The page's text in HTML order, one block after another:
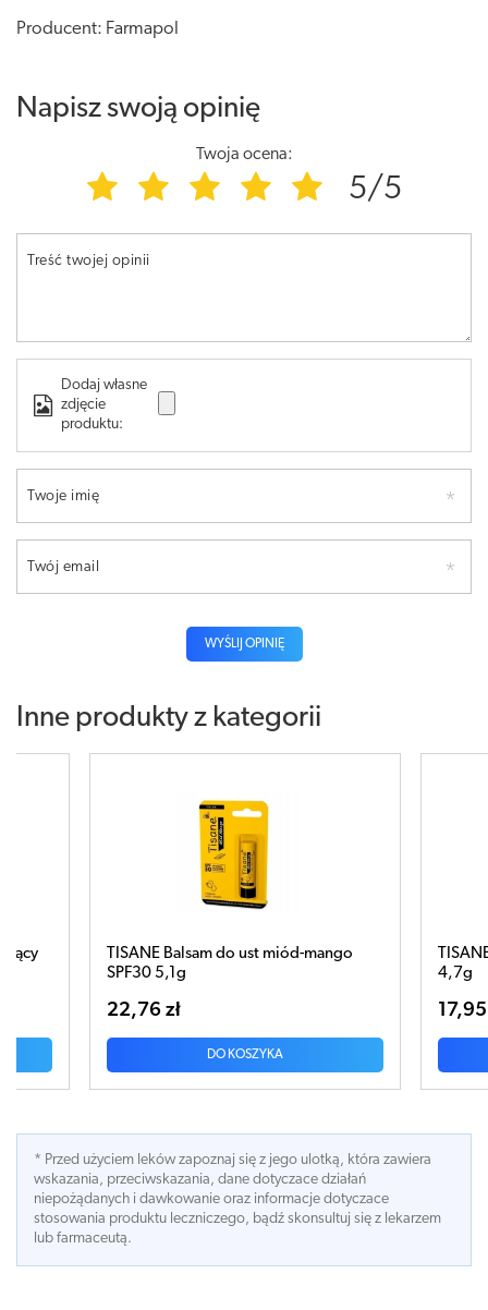
Producent: Farmapol
Napisz swoją opinię
Twoja ocena:
5/5
Treść twojej opinii
Dodaj własne
zdjęcie
produktu:
Twoje imię
Twój email
WYŚLIJ OPINIĘ
Inne produkty z kategorii
TISANE Balsam do ust miód-mango
SPF30 5,1g
22,76 zł
DO KOSZYKA
TISANE
17,95 zł
* Przed użyciem leków zapoznaj się z jego ulotką, która zawiera
wskazania, przeciwskazania, dane dotyczace działań
niepożądanych i dawkowanie oraz informacje dotyczace
stosowania produktu leczniczego, bądź skonsultuj się z lekarzem
lub farmaceutą.